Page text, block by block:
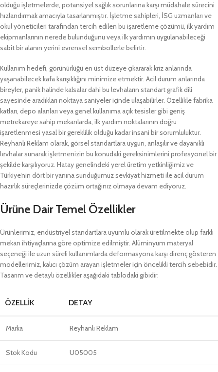
olduğu işletmelerde, potansiyel sağlık sorunlarına karşı müdahale sürecini
hızlandırmak amacıyla tasarlanmıştır. İşletme sahipleri, İSG uzmanları ve
okul yöneticileri tarafından tercih edilen bu işaretleme çözümü, ilk yardım
ekipmanlarının nerede bulunduğunu veya ilk yardımın uygulanabileceği
sabit bir alanın yerini evrensel sembollerle belirtir.
Kullanım hedefi, görünürlüğü en üst düzeye çıkararak kriz anlarında
yaşanabilecek kafa karışıklığını minimize etmektir. Acil durum anlarında
bireyler, panik halinde kalsalar dahi bu levhaların standart grafik dili
sayesinde aradıkları noktaya saniyeler içinde ulaşabilirler. Özellikle fabrika
katları, depo alanları veya genel kullanıma açık tesisler gibi geniş
metrekareye sahip mekanlarda, ilk yardım noktalarının doğru
işaretlenmesi yasal bir gereklilik olduğu kadar insani bir sorumluluktur.
Reyhanlı Reklam olarak, görsel standartlara uygun, anlaşılır ve dayanıklı
levhalar sunarak işletmenizin bu konudaki gereksinimlerini profesyonel bir
şekilde karşılıyoruz. Hatay genelindeki yerel üretim yetkinliğimiz ve
Türkiye’nin dört bir yanına sunduğumuz sevkiyat hizmeti ile acil durum
hazırlık süreçlerinizde çözüm ortağınız olmaya devam ediyoruz.
Ürüne Dair Temel Özellikler
Ürünlerimiz, endüstriyel standartlara uyumlu olarak üretilmekte olup farklı
mekan ihtiyaçlarına göre optimize edilmiştir. Alüminyum materyal
seçeneği ile uzun süreli kullanımlarda deformasyona karşı direnç gösteren
modellerimiz, kalıcı çözüm arayan işletmeler için öncelikli tercih sebebidir.
Tasarım ve detaylı özellikler aşağıdaki tablodaki gibidir:
ÖZELLIK DETAY
Marka Reyhanlı Reklam
Stok Kodu U05005